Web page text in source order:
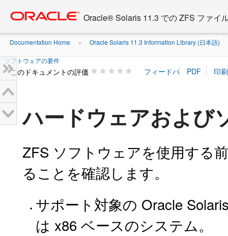
content
Oracle® Solaris 11.3 での ZFS ファイ
Documentation Home » Oracle Solaris 11.3 Information Library (日本語)
ソフトウェアの要件
このドキュメントの評価
ハードウェアおよび
ZFS ソフトウェアを使用する
ることを確認します。
サポート対象の Oracle
は x86 ベースのシステム。